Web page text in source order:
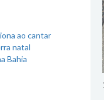
ao cantar
natal
Bahia